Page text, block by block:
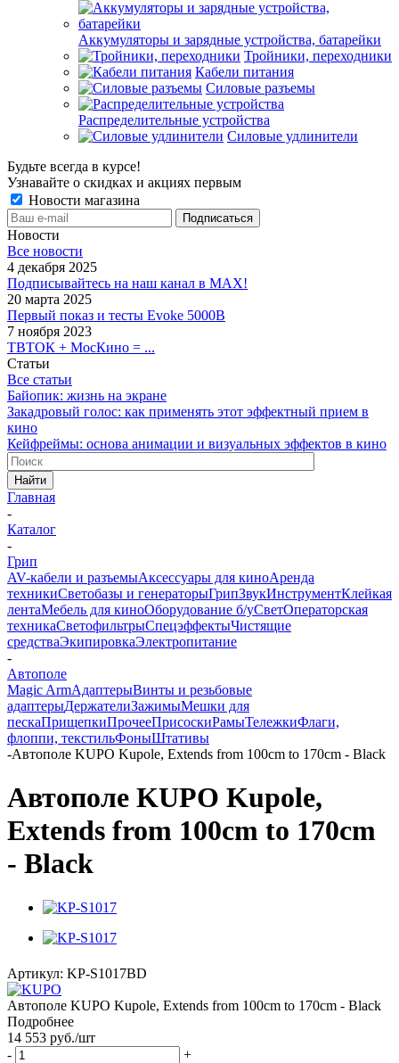
Аккумуляторы и зарядные устройства, батарейки
Тройники, переходники
Кабели питания
Силовые разъемы
Распределительные устройства
Силовые удлинители
Будьте всегда в курсе!
Узнавайте о скидках и акциях первым
Новости магазина
Новости
Все новости
4 декабря 2025
Подписывайтесь на наш канал в MAX!
20 марта 2025
Первый показ и тесты Evoke 5000B
7 ноября 2023
ТВТОК + МосКино = ...
Статьи
Все статьи
Байопик: жизнь на экране
Закадровый голос: как применять этот эффектный прием в
кино
Кейфреймы: основа анимации и визуальных эффектов в кино
Найти
Главная
-
Каталог
-
Грип
AV-кабели и разъемыАксессуары для киноАренда
техникиСветобазы и генераторыГрипЗвукИнструментКлейкая
лентаМебель для киноОборудование б/уСветОператорская
техникаСветофильтрыСпецэффектыЧистящие
средстваЭкипировкаЭлектропитание
-
Автополе
Magic ArmАдаптерыВинты и резьбовые
адаптерыДержателиЗажимыМешки для
пескаПрищепкиПрочееПрисоскиРамыТележкиФлаги,
флоппи, текстильФоныШтативы
-Автополе KUPO Kupole, Extends from 100cm to 170cm - Black
Автополе KUPO Kupole,
Extends from 100cm to 170cm
- Black
Артикул: KP-S1017BD
Автополе KUPO Kupole, Extends from 100cm to 170cm - Black
Подробнее
14 553 руб./шт
-
+